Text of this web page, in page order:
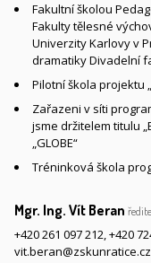
Fakultní školou
Fakulty tělesné
Univerzity Karlovy v
dramatiky Divadelní
Pilotní škola projektu
Zařazeni v síti
jsme držitelem titulu
„GLOBE“
Tréninková škola
Mgr. Ing. Vít Beran
+420 261 097 212,+420
vit.beran@zskunratice.cz